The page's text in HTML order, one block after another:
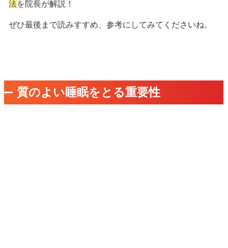
法を院長が解説！
ぜひ最後まで読みすすめ、参考にしてみてくださいね。
質のよい睡眠をとる重要性